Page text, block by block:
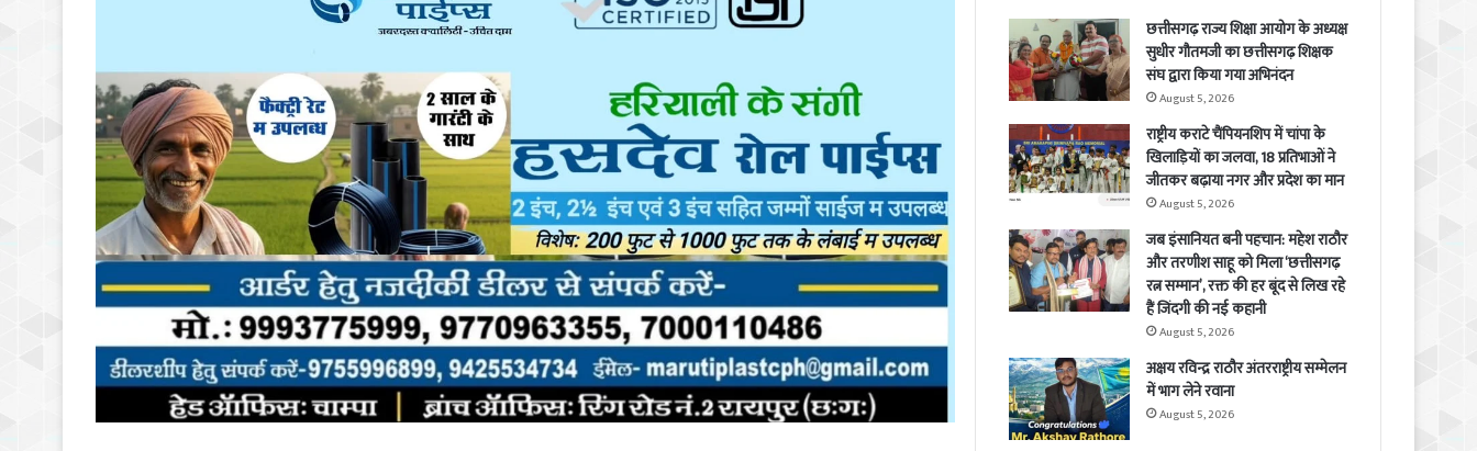
छत्तीसगढ़ राज्य शिक्षा आयोग के अध्यक्ष
सुधीर गौतमजी का छत्तीसगढ़ शिक्षक
संघ द्वारा किया गया अभिनंदन
August 5, 2026
राष्ट्रीय कराटे चैंपियनशिप में चांपा के
खिलाड़ियों का जलवा, 18 प्रतिभाओं ने
जीतकर बढ़ाया नगर और प्रदेश का मान
August 5, 2026
जब इंसानियत बनी पहचान: महेश राठौर
और तरणीश साहू को मिला ‘छत्तीसगढ़
रत्न सम्मान’, रक्त की हर बूंद से लिख रहे
हैं जिंदगी की नई कहानी
August 5, 2026
अक्षय रविन्द्र राठौर अंतरराष्ट्रीय सम्मेलन
में भाग लेने रवाना
August 5, 2026